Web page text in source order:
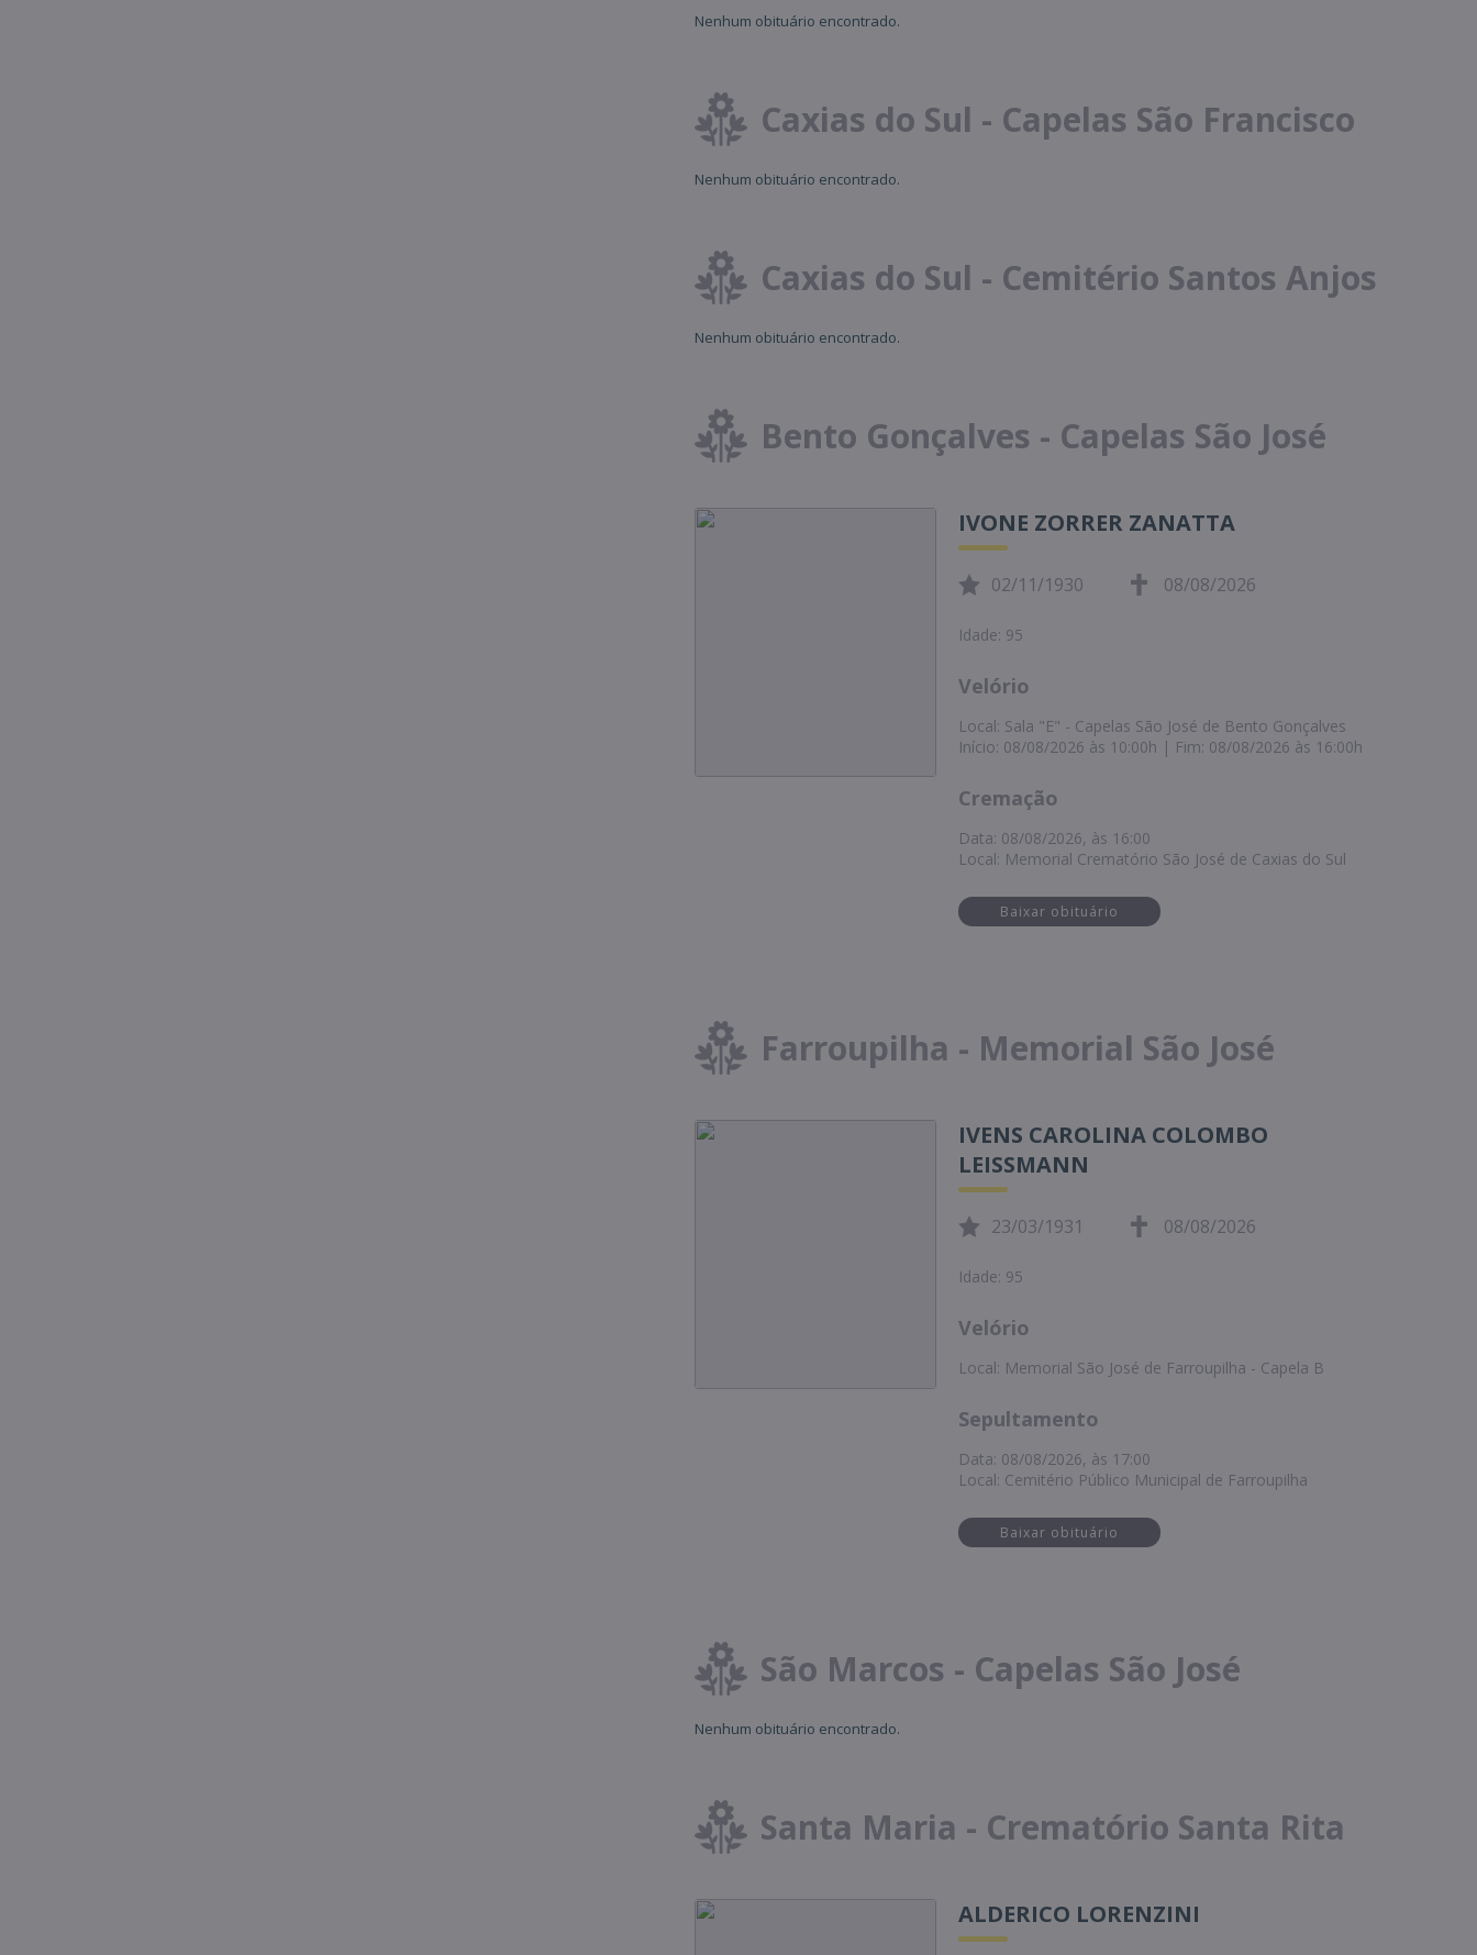
Nenhum obituário encontrado.
Caxias do Sul - Capelas São Francisco
Nenhum obituário encontrado.
Caxias do Sul - Cemitério Santos Anjos
Nenhum obituário encontrado.
Bento Gonçalves - Capelas São José
IVONE ZORRER ZANATTA
02/11/1930 08/08/2026
Idade: 95
Velório
Local: Sala "E" - Capelas São José de Bento Gonçalves
Início: 08/08/2026 às 10:00h | Fim: 08/08/2026 às 16:00h
Cremação
Data: 08/08/2026, às 16:00
Local: Memorial Crematório São José de Caxias do Sul
Baixar obituário
Farroupilha - Memorial São José
IVENS CAROLINA COLOMBO
LEISSMANN
23/03/1931 08/08/2026
Idade: 95
Velório
Local: Memorial São José de Farroupilha - Capela B
Sepultamento
Data: 08/08/2026, às 17:00
Local: Cemitério Público Municipal de Farroupilha
Baixar obituário
São Marcos - Capelas São José
Nenhum obituário encontrado.
Santa Maria - Crematório Santa Rita
ALDERICO LORENZINI